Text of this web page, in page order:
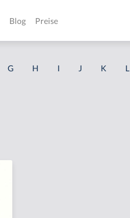
Blog Preise
G H I J K L